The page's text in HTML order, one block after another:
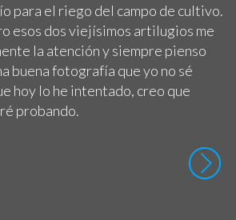
para el riego del campo de cultivo.
esos dos viejísimos artilugios me
la atención y siempre pienso
buena fotografía que yo no sé
hoy lo he intentado, creo que
probando.